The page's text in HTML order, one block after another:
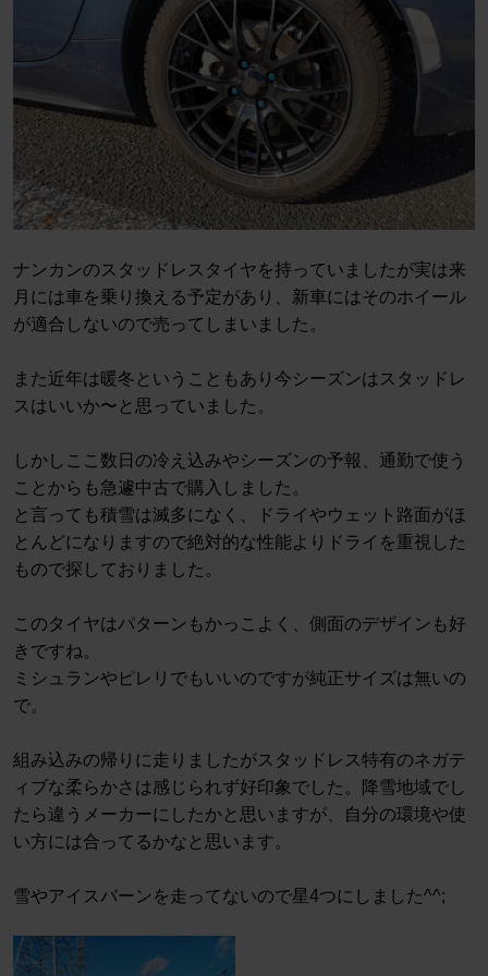
ナンカンのスタッドレスタイヤを持っていましたが実は来
月には車を乗り換える予定があり、新車にはそのホイール
が適合しないので売ってしまいました。
また近年は暖冬ということもあり今シーズンはスタッドレ
スはいいか〜と思っていました。
しかしここ数日の冷え込みやシーズンの予報、通勤で使う
ことからも急遽中古で購入しました。
と言っても積雪は滅多になく、ドライやウェット路面がほ
とんどになりますので絶対的な性能よりドライを重視した
もので探しておりました。
このタイヤはパターンもかっこよく、側面のデザインも好
きですね。
ミシュランやピレリでもいいのですが純正サイズは無いの
で。
組み込みの帰りに走りましたがスタッドレス特有のネガテ
ィブな柔らかさは感じられず好印象でした。降雪地域でし
たら違うメーカーにしたかと思いますが、自分の環境や使
い方には合ってるかなと思います。
雪やアイスバーンを走ってないので星4つにしました^^;